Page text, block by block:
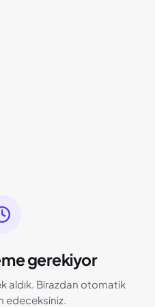
gerekiyor
aldık. Birazdan otomatik
edeceksiniz.